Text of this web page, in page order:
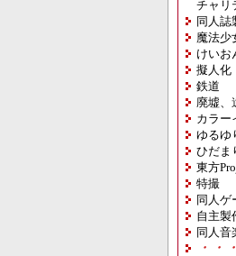
チャリ
同人誌
魔法少
けいお
擬人化
鉄道
廃墟、
カラー
ゆるゆ
ひだま
東方
特撮
同人ゲ
自主製
同人音
・・